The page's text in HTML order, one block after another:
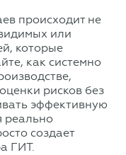
происходит не
или
которые
как системно
рисков без
эффективную
реально
создает
ГИТ.